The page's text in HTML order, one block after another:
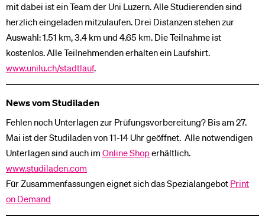
mit dabei ist ein Team der Uni Luzern. Alle Studierenden sind
herzlich eingeladen mitzulaufen. Drei Distanzen stehen zur
Auswahl: 1.51 km, 3.4 km und 4.65 km. Die Teilnahme ist
kostenlos. Alle Teilnehmenden erhalten ein Laufshirt.
www.unilu.ch/stadtlauf.
News vom Studiladen
Fehlen noch Unterlagen zur Prüfungsvorbereitung? Bis am 27.
Mai ist der Studiladen von 11-14 Uhr geöffnet. Alle notwendigen
Unterlagen sind auch im Online Shoperhältlich.
www.studiladen.com
Für Zusammenfassungen eignet sich das Spezialangebot Print
on Demand